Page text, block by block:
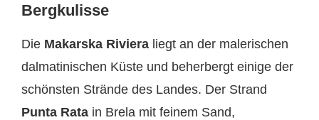
Bergkulisse
Die Makarska Riviera liegt an der malerischen
dalmatinischen Küste und beherbergt einige der
schönsten Strände des Landes. Der Strand
Punta Rata in Brela mit feinem Sand,